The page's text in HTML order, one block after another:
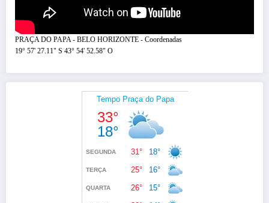
PRAÇA DO PAPA - BELO HORIZONTE - Coordenadas
19° 57' 27.11" S 43° 54' 52.58" O